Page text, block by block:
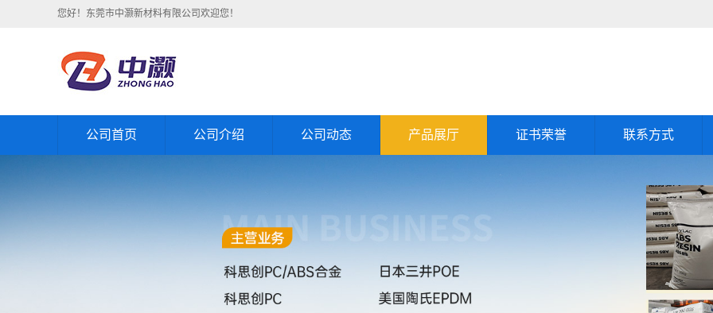
您好！东莞市中灏新材料有限公司欢迎您！
公司首页 公司介绍 公司动态 产品展厅 证书荣誉 联系方式